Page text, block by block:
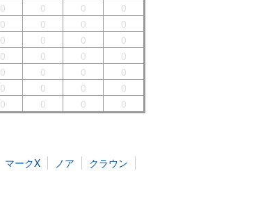
0 0 0 0
0 0 0 0
0 0 0 0
0 0 0 0
0 0 0 0
0 0 0 0
0 0 0 0
マークX ノア
クラウン